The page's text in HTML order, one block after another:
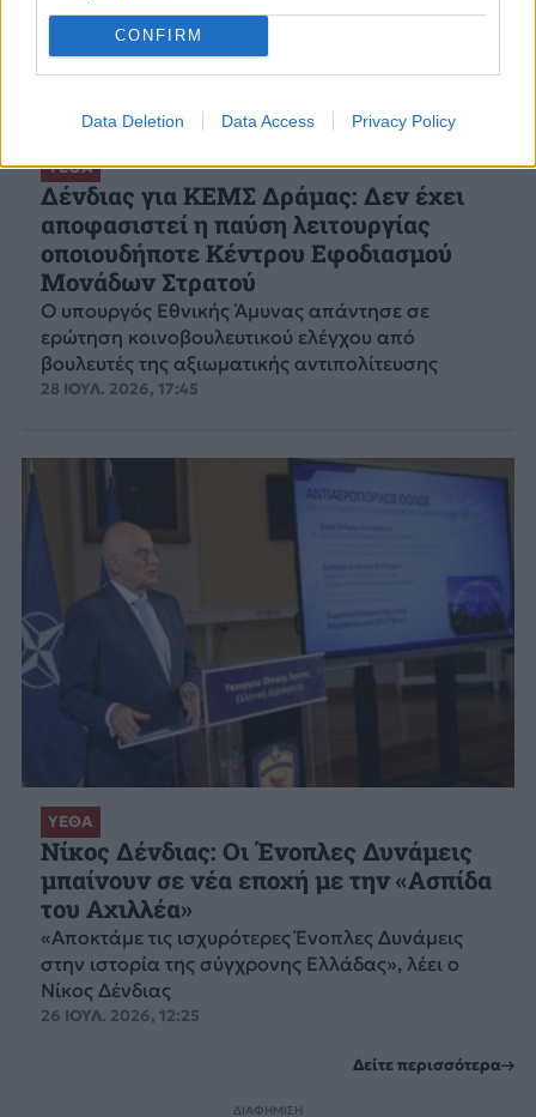
CONFIRM
Data Deletion Data Access Privacy Policy
ΥΕΘΑ
Δένδιας για ΚΕΜΣ Δράμας: Δεν έχει
αποφασιστεί η παύση λειτουργίας
οποιουδήποτε Κέντρου Εφοδιασμού
Μονάδων Στρατού
Ο υπουργός Εθνικής Άμυνας απάντησε σε
ερώτηση κοινοβουλευτικού ελέγχου από
βουλευτές της αξιωματικής αντιπολίτευσης
28 ΙΟΥΛ. 2026, 17:45
ΥΕΘΑ
Νίκος Δένδιας: Οι Ένοπλες Δυνάμεις
μπαίνουν σε νέα εποχή με την «Ασπίδα
του Αχιλλέα»
«Αποκτάμε τις ισχυρότερες Ένοπλες Δυνάμεις
στην ιστορία της σύγχρονης Ελλάδας», λέει ο
Νίκος Δένδιας
26 ΙΟΥΛ. 2026, 12:25
Δείτε περισσότερα
ΔΙΑΦΗΜΙΣΗ